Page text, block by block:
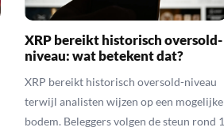
XRP bereikt historisch oversold-
niveau: wat betekent dat?
XRP bereikt historisch oversold-niveau
terwijl analisten wijzen op een mogelijke
bodem. Beleggers volgen de steun rond 1